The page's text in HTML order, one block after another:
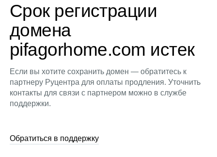
Срок регистрации
домена
pifagorhome.com истек
Если вы хотите сохранить домен — обратитесь к
партнеру Руцентра для оплаты продления. Уточнить
контакты для связи с партнером можно в службе
поддержки.
Обратиться в поддержку